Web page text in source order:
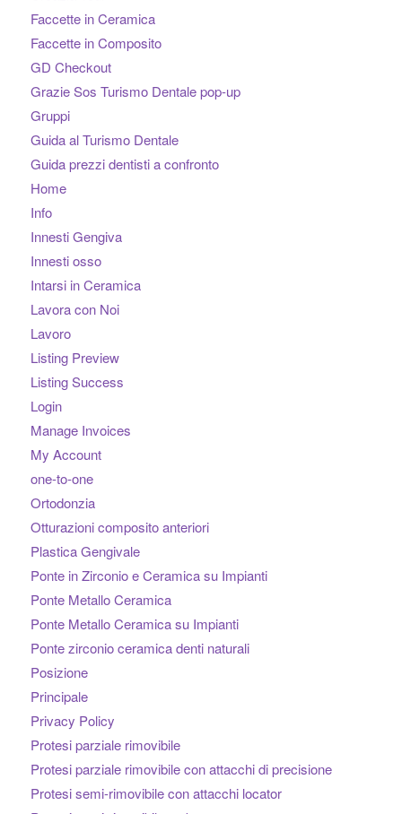
Faccette in Ceramica
Faccette in Composito
GD Checkout
Grazie Sos Turismo Dentale pop-up
Gruppi
Guida al Turismo Dentale
Guida prezzi dentisti a confronto
Home
Info
Innesti Gengiva
Innesti osso
Intarsi in Ceramica
Lavora con Noi
Lavoro
Listing Preview
Listing Success
Login
Manage Invoices
My Account
one-to-one
Ortodonzia
Otturazioni composito anteriori
Plastica Gengivale
Ponte in Zirconio e Ceramica su Impianti
Ponte Metallo Ceramica
Ponte Metallo Ceramica su Impianti
Ponte zirconio ceramica denti naturali
Posizione
Principale
Privacy Policy
Protesi parziale rimovibile
Protesi parziale rimovibile con attacchi di precisione
Protesi semi-rimovibile con attacchi locator